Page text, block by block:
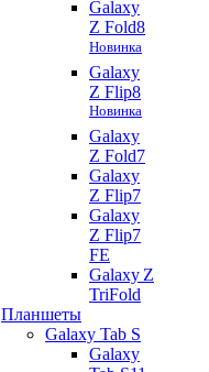
Galaxy
Z Fold8
Новинка
Galaxy
Z Flip8
Новинка
Galaxy
Z Fold7
Galaxy
Z Flip7
Galaxy
Z Flip7
FE
Galaxy Z
TriFold
Планшеты
Galaxy Tab S
Galaxy